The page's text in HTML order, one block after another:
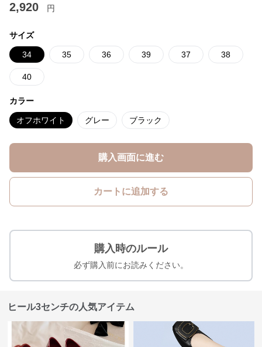
2,920 円
サイズ
34 35 36 39 37 38
40
カラー
オフホワイト グレー ブラック
購入画面に進む
カートに追加する
購入時のルール
必ず購入前にお読みください。
ヒール3センチの人気アイテム